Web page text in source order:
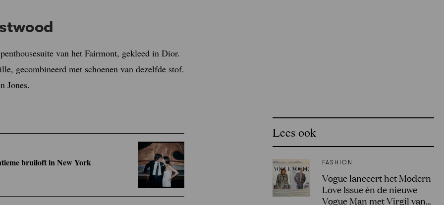
van het Fairmont, gekleed in Dior.
gecombineerd met schoenen van dezelfde stof.
Jones.
bruiloft in New York
Lees ook
FASHION
Vogue lanceert het Modern
Love Issue én de nieuwe
Vogue Man met Virgil van